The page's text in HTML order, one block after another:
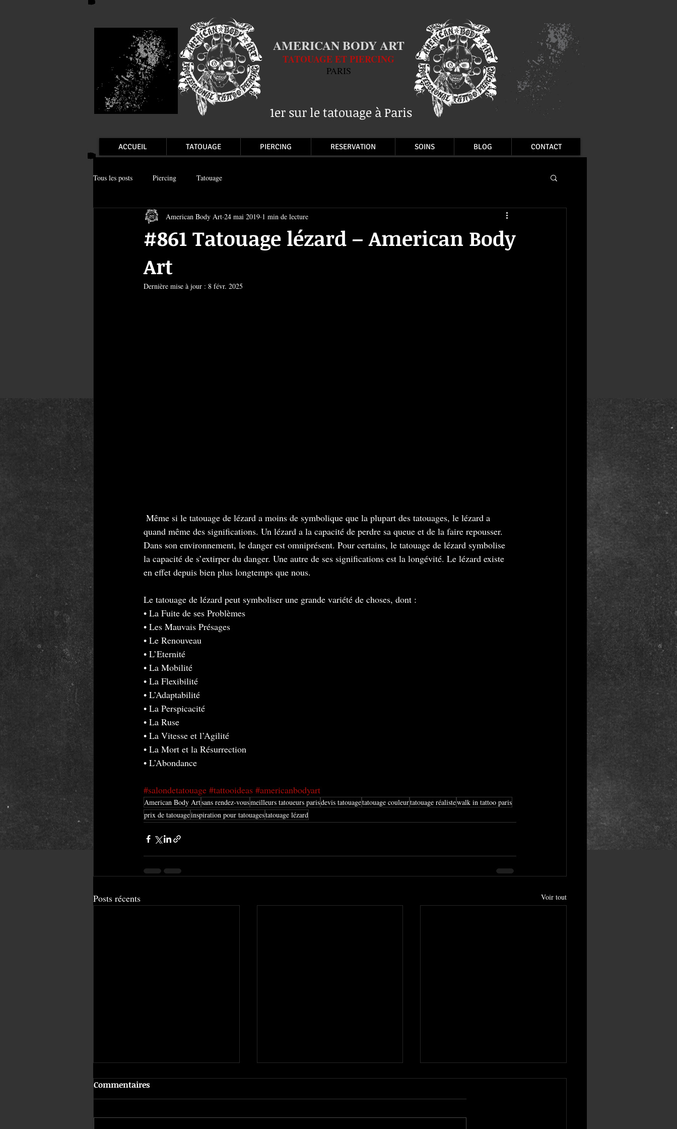
AMERICAN BODY ART
TATOUAGE ET PIERCING
PARIS
1er sur le tatouage à Paris
ACCUEIL TATOUAGE PIERCING RESERVATION SOINS BLOG CONTACT
Tous les posts Piercing Tatouage
#861 Tatouage lézard – American Body
Art
American Body Art 24 mai 2019 1 min de lecture
Dernière mise à jour : 8 févr. 2025
quand même des significations. Un lézard a la capacité de perdre sa queue et de la faire repousser.
Dans son environnement, le danger est omniprésent. Pour certains, le tatouage de lézard symbolise
la capacité de s’extirper du danger. Une autre de ses significations est la longévité. Le lézard existe
en effet depuis bien plus longtemps que nous.
Le tatouage de lézard peut symboliser une grande variété de choses, dont :
• La Fuite de ses Problèmes
• Les Mauvais Présages
• Le Renouveau
• L’Eternité
• La Mobilité
• La Flexibilité
• L’Adaptabilité
• La Perspicacité
• La Ruse
• La Vitesse et l’Agilité
• La Mort et la Résurrection
• L’Abondance
#salondetatouage #tattooideas #americanbodyart
American Body Artsans rendez-vousmeilleurs tatoueurs parisdevis tatouagetatouage couleurtatouage réalistewalk in tattoo paris
prix de tatouageinspiration pour tatouagestatouage lézard
Posts récents Voir tout
Commentaires